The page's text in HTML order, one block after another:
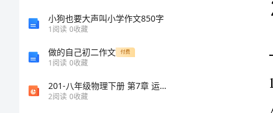
小狗也要大声叫小学作文850字
1阅读 0收藏
做的自己初二作文 付费
1阅读 0收藏
201-八年级物理下册 第7章 运动和力滚动训练四（7.3-7.4）课件 （新版）粤教沪版
2阅读 0收藏